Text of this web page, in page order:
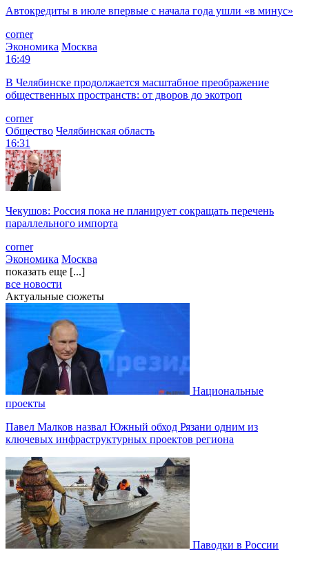
Автокредиты в июле впервые с начала года ушли «в минус»
corner
Экономика Москва
16:49
В Челябинске продолжается масштабное преображение
общественных пространств: от дворов до экотроп
corner
Общество Челябинская область
16:31
Чекушов: Россия пока не планирует сокращать перечень
параллельного импорта
corner
Экономика Москва
показать еще [...]
все новости
Актуальные сюжеты
Национальные
проекты
Павел Малков назвал Южный обход Рязани одним из
ключевых инфраструктурных проектов региона
Паводки в России